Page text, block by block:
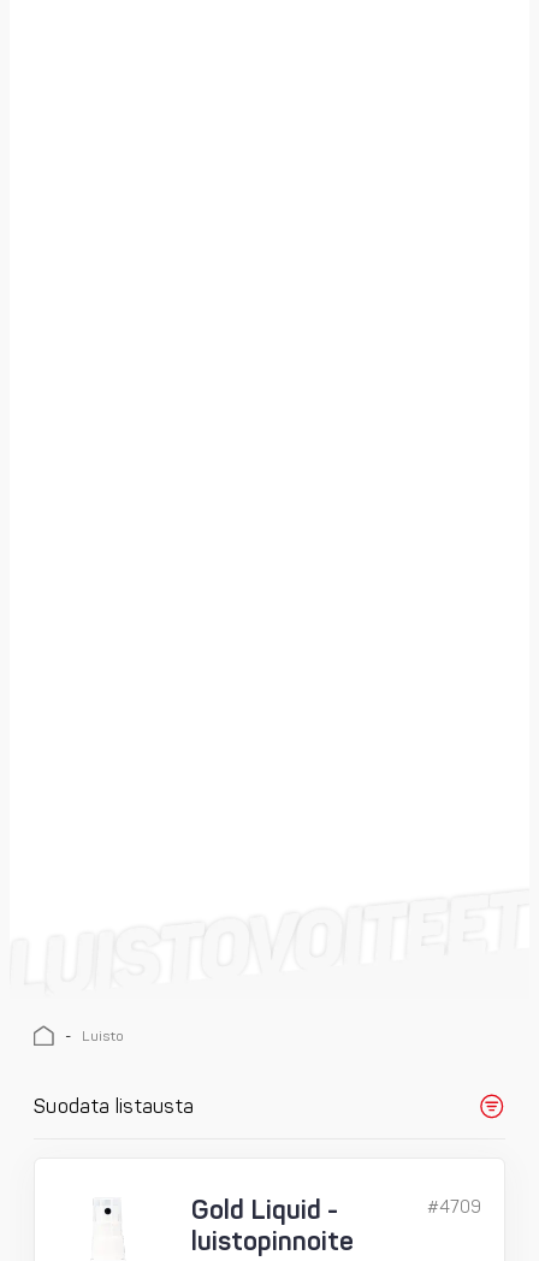
- Luisto
Suodata listausta
Gold Liquid -
luistopinnoite
#4709